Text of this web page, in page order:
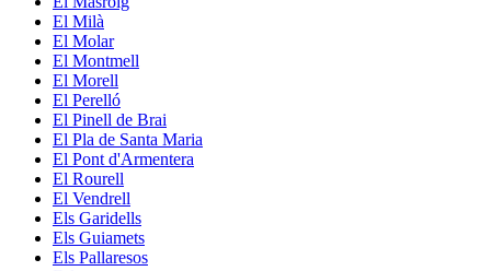
El Milà
El Molar
El Montmell
El Morell
El Perelló
El Pinell de Brai
El Pla de Santa Maria
El Pont d'Armentera
El Rourell
El Vendrell
Els Garidells
Els Guiamets
Els Pallaresos